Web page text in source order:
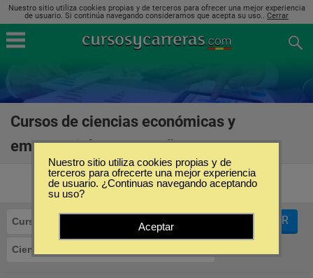
Nuestro sitio utiliza cookies propias y de terceros para ofrecer una mejor experiencia
de usuario. Si continúa navegando consideramos que acepta su uso.. Cerrar
Cursos de ciencias económicas y
empresariales en España
Cursos
Ciencias Económicas y Empresariales
FILTRAR
Nuestro sitio utiliza cookies propias y de
terceros para ofrecerte una mejor experiencia
de usuario. ¿Continuas navegando aceptando
su uso?
Aceptar